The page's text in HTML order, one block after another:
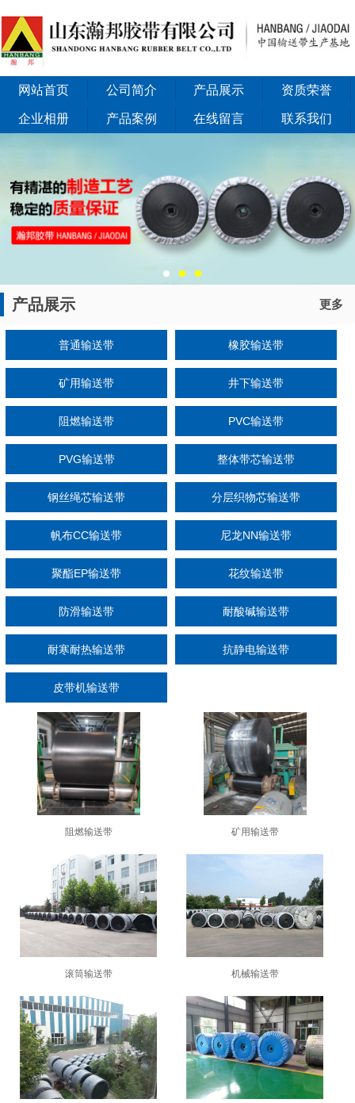
网站首页 公司简介 产品展示 资质荣誉
企业相册 产品案例 在线留言 联系我们
3
产品展示 更多
普通输送带 橡胶输送带
矿用输送带 井下输送带
阻燃输送带 PVC输送带
PVG输送带 整体带芯输送带
钢丝绳芯输送带 分层织物芯输送带
帆布CC输送带 尼龙NN输送带
聚酯EP输送带 花纹输送带
防滑输送带 耐酸碱输送带
耐寒耐热输送带 抗静电输送带
皮带机输送带
阻燃输送带 矿用输送带
滚筒输送带 机械输送带